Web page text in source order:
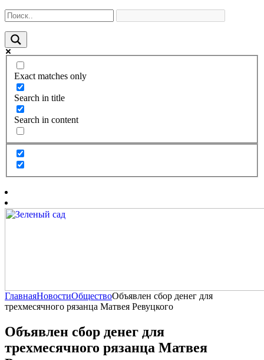
Exact matches only
Search in title
Search in content
ГлавнаяНовостиОбществоОбъявлен сбор денег для
трехмесячного рязанца Матвея Ревуцкого
Объявлен сбор денег для
трехмесячного рязанца Матвея